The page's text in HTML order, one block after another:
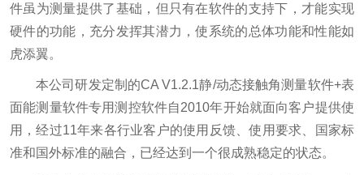
件虽为测量提供了基础，但只有在软件的支持下，才能实现
硬件的功能，充分发挥其潜力，使系统的总体功能和性能如
虎添翼。
本公司研发定制的CA V1.2.1静/动态接触角测量软件+表
面能测量软件专用测控软件自2010年开始就面向客户提供使
用，经过11年来各行业客户的使用反馈、使用要求、国家标
准和国外标准的融合，已经达到一个很成熟稳定的状态。